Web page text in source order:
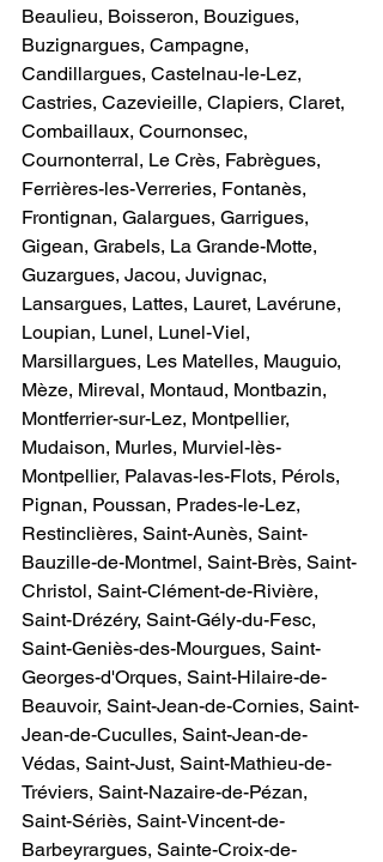
Beaulieu, Boisseron, Bouzigues,
Buzignargues, Campagne,
Candillargues, Castelnau-le-Lez,
Castries, Cazevieille, Clapiers, Claret,
Combaillaux, Cournonsec,
Cournonterral, Le Crès, Fabrègues,
Ferrières-les-Verreries, Fontanès,
Frontignan, Galargues, Garrigues,
Gigean, Grabels, La Grande-Motte,
Guzargues, Jacou, Juvignac,
Lansargues, Lattes, Lauret, Lavérune,
Loupian, Lunel, Lunel-Viel,
Marsillargues, Les Matelles, Mauguio,
Mèze, Mireval, Montaud, Montbazin,
Montferrier-sur-Lez, Montpellier,
Mudaison, Murles, Murviel-lès-
Montpellier, Palavas-les-Flots, Pérols,
Pignan, Poussan, Prades-le-Lez,
Restinclières, Saint-Aunès, Saint-
Bauzille-de-Montmel, Saint-Brès, Saint-
Christol, Saint-Clément-de-Rivière,
Saint-Drézéry, Saint-Gély-du-Fesc,
Saint-Geniès-des-Mourgues, Saint-
Georges-d'Orques, Saint-Hilaire-de-
Beauvoir, Saint-Jean-de-Cornies, Saint-
Jean-de-Cuculles, Saint-Jean-de-
Védas, Saint-Just, Saint-Mathieu-de-
Tréviers, Saint-Nazaire-de-Pézan,
Saint-Sériès, Saint-Vincent-de-
Barbeyrargues, Sainte-Croix-de-